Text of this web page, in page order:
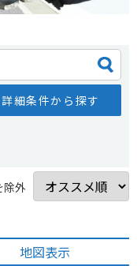
詳細条件から探す
除外
地図表示